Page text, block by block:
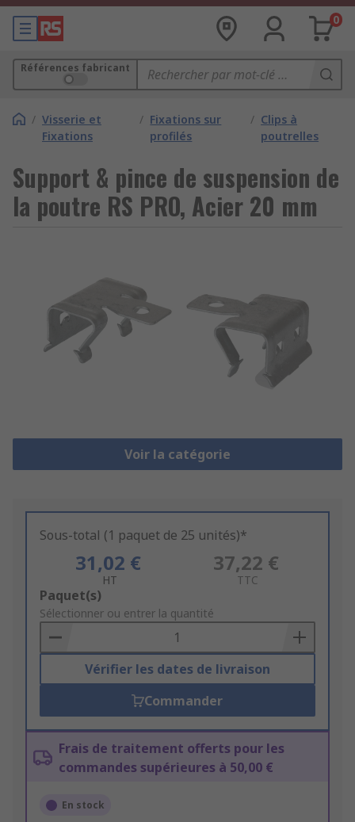
0
Références fabricant
/ Visserie et
Fixations
/ Fixations sur
profilés
/ Clips à
poutrelles
Support & pince de suspension de
la poutre RS PRO, Acier 20 mm
Voir la catégorie
Sous-total (1 paquet de 25 unités)*
31,02 €
HT
37,22 €
TTC
Add
to
Basket
Paquet(s)
Sélectionner ou entrer la quantité
Vérifier les dates de livraison
Commander
Frais de traitement offerts pour les
commandes supérieures à 50,00 €
En stock